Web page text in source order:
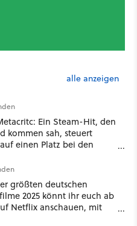
alle anzeigen
Ein Steam-Hit, den
kommen sah, steuert
einen Platz bei den
größten deutschen
2025 könnt ihr euch ab
Netflix anschauen, mit